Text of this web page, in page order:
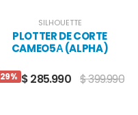
SILHOUETTE
PLOTTER DE CORTE
CAMEO5Α (ALPHA)
29% $ 285.990 $ 399.990